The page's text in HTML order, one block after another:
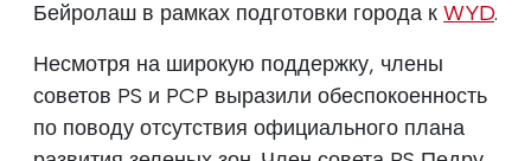
Бейролаш в рамках подготовки города к WYD.
Несмотря на широкую поддержку, члены
советов PS и PCP выразили обеспокоенность
по поводу отсутствия официального плана